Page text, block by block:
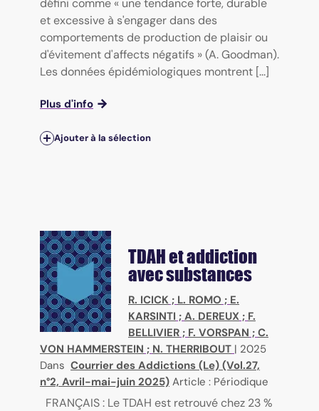
défini comme « une tendance forte, durable
et excessive à s'engager dans des
comportements de production de plaisir ou
d'évitement d'affects négatifs » (A. Goodman).
Les données épidémiologiques montrent [...]
Plus d'info
Ajouter à la sélection
TDAH et addiction
avec substances
R. ICICK ; L. ROMO ; E.
KARSINTI ; A. DEREUX ; F.
BELLIVIER ; F. VORSPAN ; C.
VON HAMMERSTEIN ; N. THERRIBOUT | 2025
Dans Courrier des Addictions (Le) (Vol.27,
n°2, Avril-mai-juin 2025) Article : Périodique
FRANÇAIS : Le TDAH est retrouvé chez 23 %